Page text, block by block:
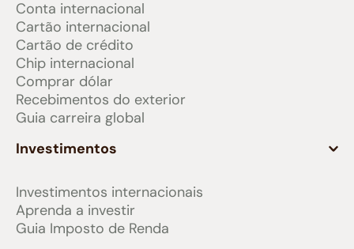
Conta internacional
Cartão internacional
Cartão de crédito
Chip internacional
Comprar dólar
Recebimentos do exterior
Guia carreira global
Investimentos
Investimentos internacionais
Aprenda a investir
Guia Imposto de Renda